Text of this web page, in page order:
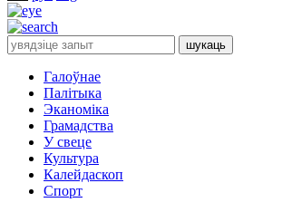
Галоўнае
Палітыка
Эканоміка
Грамадства
У свеце
Культура
Калейдаскоп
Спорт